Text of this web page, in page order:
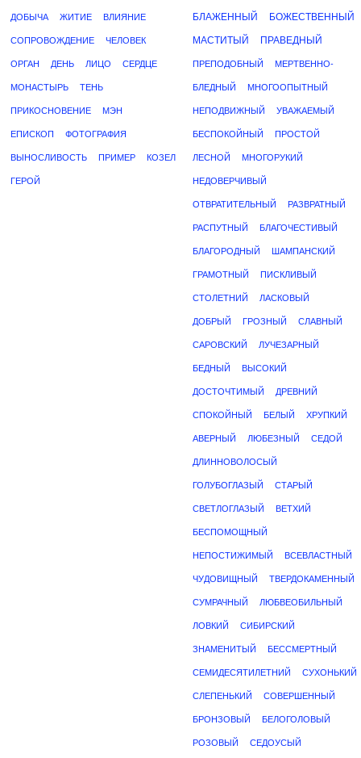
ДОБЫЧА ЖИТИЕ ВЛИЯНИЕ
СОПРОВОЖДЕНИЕ ЧЕЛОВЕК
ОРГАН ДЕНЬ ЛИЦО СЕРДЦЕ
МОНАСТЫРЬ ТЕНЬ
ПРИКОСНОВЕНИЕ МЭН
ЕПИСКОП ФОТОГРАФИЯ
ВЫНОСЛИВОСТЬ ПРИМЕР КОЗЕЛ
ГЕРОЙ
БЛАЖЕННЫЙ БОЖЕСТВЕННЫЙ
МАСТИТЫЙ ПРАВЕДНЫЙ
ПРЕПОДОБНЫЙ МЕРТВЕННО-
БЛЕДНЫЙ МНОГООПЫТНЫЙ
НЕПОДВИЖНЫЙ УВАЖАЕМЫЙ
БЕСПОКОЙНЫЙ ПРОСТОЙ
ЛЕСНОЙ МНОГОРУКИЙ
НЕДОВЕРЧИВЫЙ
ОТВРАТИТЕЛЬНЫЙ РАЗВРАТНЫЙ
РАСПУТНЫЙ БЛАГОЧЕСТИВЫЙ
БЛАГОРОДНЫЙ ШАМПАНСКИЙ
ГРАМОТНЫЙ ПИСКЛИВЫЙ
СТОЛЕТНИЙ ЛАСКОВЫЙ
ДОБРЫЙ ГРОЗНЫЙ СЛАВНЫЙ
САРОВСКИЙ ЛУЧЕЗАРНЫЙ
БЕДНЫЙ ВЫСОКИЙ
ДОСТОЧТИМЫЙ ДРЕВНИЙ
СПОКОЙНЫЙ БЕЛЫЙ ХРУПКИЙ
АВЕРНЫЙ ЛЮБЕЗНЫЙ СЕДОЙ
ДЛИННОВОЛОСЫЙ
ГОЛУБОГЛАЗЫЙ СТАРЫЙ
СВЕТЛОГЛАЗЫЙ ВЕТХИЙ
БЕСПОМОЩНЫЙ
НЕПОСТИЖИМЫЙ ВСЕВЛАСТНЫЙ
ЧУДОВИЩНЫЙ ТВЕРДОКАМЕННЫЙ
СУМРАЧНЫЙ ЛЮБВЕОБИЛЬНЫЙ
ЛОВКИЙ СИБИРСКИЙ
ЗНАМЕНИТЫЙ БЕССМЕРТНЫЙ
СЕМИДЕСЯТИЛЕТНИЙ СУХОНЬКИЙ
СЛЕПЕНЬКИЙ СОВЕРШЕННЫЙ
БРОНЗОВЫЙ БЕЛОГОЛОВЫЙ
РОЗОВЫЙ СЕДОУСЫЙ